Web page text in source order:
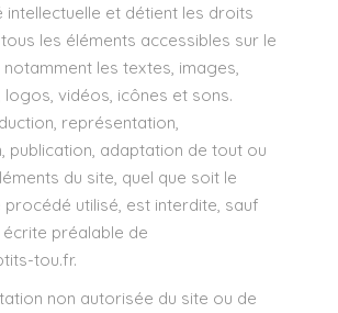
intellectuelle et détient les droits
tous les éléments accessibles sur le
les textes, images,
logos, vidéos, icônes et sons.
représentation,
publication, adaptation de tout ou
du site, quel que soit le
procédé utilisé, est interdite, sauf
préalable de
tou.fr.
non autorisée du site ou de